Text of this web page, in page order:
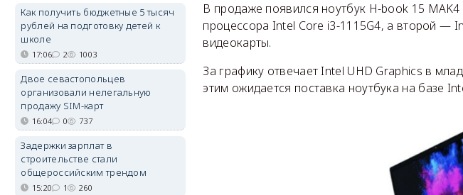
В продаже появился ноутбук H-book 15
процессора Intel Core i3-1115G4, а второй —
видеокарты.
За графику отвечает Intel UHD Graphics в
этим ожидается поставка ноутбука на базе
Как получить бюджетные 5 тысяч
рублей на подготовку детей к
школе
17:06 2 1003
Двое севастопольцев
организовали нелегальную
продажу SIM-карт
16:04 0 737
Задержки зарплат в
строительстве стали
общероссийским трендом
15:20 1 260